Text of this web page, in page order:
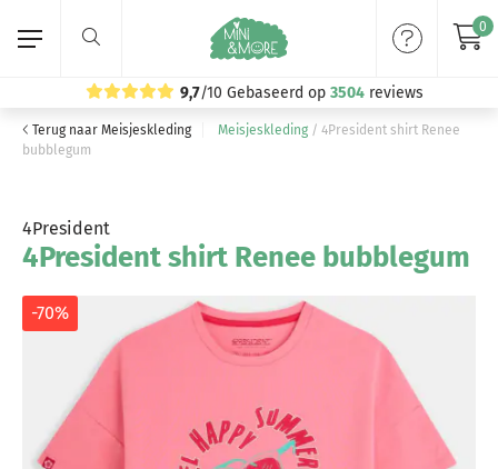
9,7/10 Gebaseerd op 3504 reviews
0
Home
Jongenskleding
Merken
Volg ons:
Terug naar Meisjeskleding Meisjeskleding / 4President shirt Renee
bubblegum
4President
4President shirt Renee bubblegum
-70%